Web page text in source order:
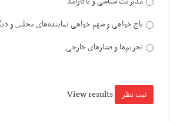
باج خواهی و سهم خواهی نماینده‌های مجلس و
تحریم‌ها و فشارهای خارجی
View results